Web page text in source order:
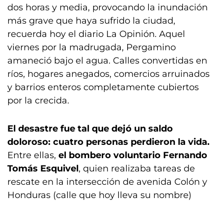
dos horas y media, provocando la inundación
más grave que haya sufrido la ciudad,
recuerda hoy el diario La Opinión. Aquel
viernes por la madrugada, Pergamino
amaneció bajo el agua. Calles convertidas en
ríos, hogares anegados, comercios arruinados
y barrios enteros completamente cubiertos
por la crecida.
El desastre fue tal que dejó un saldo
doloroso: cuatro personas perdieron la vida.
Entre ellas, el bombero voluntario Fernando
Tomás Esquivel, quien realizaba tareas de
rescate en la intersección de avenida Colón y
Honduras (calle que hoy lleva su nombre)